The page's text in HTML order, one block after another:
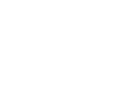
e altri mezzi di